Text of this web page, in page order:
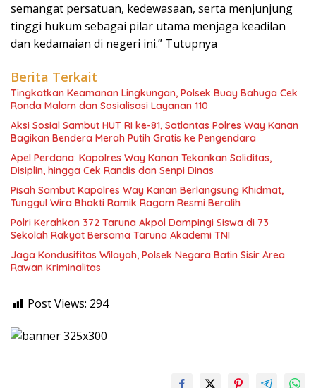
semangat persatuan, kedewasaan, serta menjunjung
tinggi hukum sebagai pilar utama menjaga keadilan
dan kedamaian di negeri ini.” Tutupnya
Berita Terkait
Tingkatkan Keamanan Lingkungan, Polsek Buay Bahuga Cek
Ronda Malam dan Sosialisasi Layanan 110
Aksi Sosial Sambut HUT RI ke-81, Satlantas Polres Way Kanan
Bagikan Bendera Merah Putih Gratis ke Pengendara
Apel Perdana: Kapolres Way Kanan Tekankan Soliditas,
Disiplin, hingga Cek Randis dan Senpi Dinas
Pisah Sambut Kapolres Way Kanan Berlangsung Khidmat,
Tunggul Wira Bhakti Ramik Ragom Resmi Beralih
Polri Kerahkan 372 Taruna Akpol Dampingi Siswa di 73
Sekolah Rakyat Bersama Taruna Akademi TNI
Jaga Kondusifitas Wilayah, Polsek Negara Batin Sisir Area
Rawan Kriminalitas
Post Views: 294